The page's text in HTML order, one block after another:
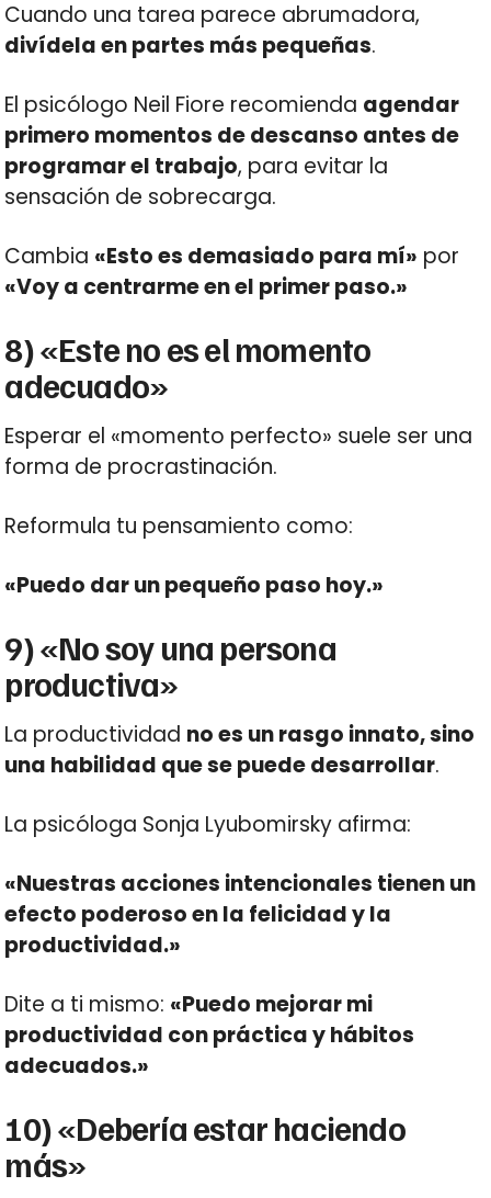
Cuando una tarea parece abrumadora,
divídela en partes más pequeñas.
El psicólogo Neil Fiore recomienda agendar
primero momentos de descanso antes de
programar el trabajo, para evitar la
sensación de sobrecarga.
Cambia «Esto es demasiado para mí» por
«Voy a centrarme en el primer paso.»
8) «Este no es el momento
adecuado»
Esperar el «momento perfecto» suele ser una
forma de procrastinación.
Reformula tu pensamiento como:
«Puedo dar un pequeño paso hoy.»
9) «No soy una persona
productiva»
La productividad no es un rasgo innato, sino
una habilidad que se puede desarrollar.
La psicóloga Sonja Lyubomirsky afirma:
«Nuestras acciones intencionales tienen un
efecto poderoso en la felicidad y la
productividad.»
Dite a ti mismo: «Puedo mejorar mi
productividad con práctica y hábitos
adecuados.»
10) «Debería estar haciendo
más»